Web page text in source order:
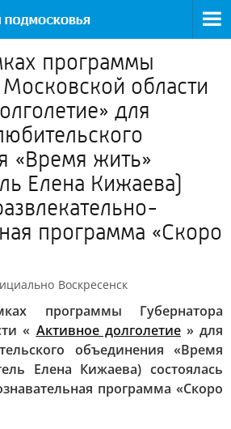
программы
Московской области
для
«Время жить»
Елена Кижаева)
программа «Скоро
Воскресенск
программы Губернатора
« Активное долголетие» для
объединения «Время
Елена Кижаева) состоялась
программа «Скоро